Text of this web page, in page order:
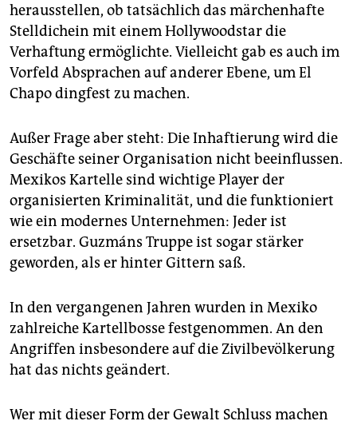
herausstellen, ob tatsächlich das märchenhafte
Stelldichein mit einem Hollywoodstar die
Verhaftung ermöglichte. Vielleicht gab es auch im
Vorfeld Absprachen auf anderer Ebene, um El
Chapo dingfest zu machen.
Außer Frage aber steht: Die Inhaftierung wird die
Geschäfte seiner Organisation nicht beeinflussen.
Mexikos Kartelle sind wichtige Player der
organisierten Kriminalität, und die funktioniert
wie ein modernes Unternehmen: Jeder ist
ersetzbar. Guzmáns Truppe ist sogar stärker
geworden, als er hinter Gittern saß.
In den vergangenen Jahren wurden in Mexiko
zahlreiche Kartellbosse festgenommen. An den
Angriffen insbesondere auf die Zivilbevölkerung
hat das nichts geändert.
Wer mit dieser Form der Gewalt Schluss machen